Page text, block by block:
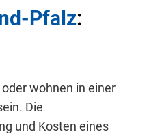
Pfalz:
wohnen in einer
Die
und Kosten eines